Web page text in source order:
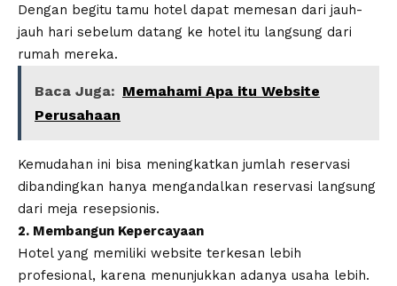
Dengan begitu tamu hotel dapat memesan dari jauh-
jauh hari sebelum datang ke hotel itu langsung dari
rumah mereka.
Baca Juga: Memahami Apa itu Website
Perusahaan
Kemudahan ini bisa meningkatkan jumlah reservasi
dibandingkan hanya mengandalkan reservasi langsung
dari meja resepsionis.
2. Membangun Kepercayaan
Hotel yang memiliki website terkesan lebih
profesional, karena menunjukkan adanya usaha lebih.